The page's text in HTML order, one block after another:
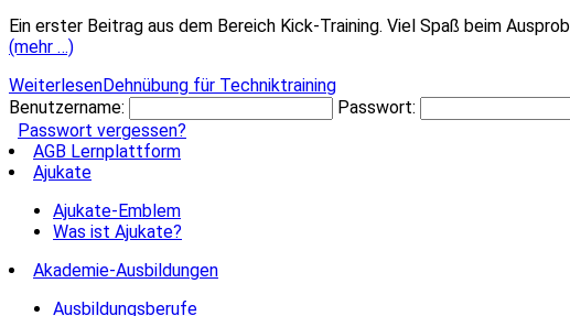
Ein erster Beitrag aus dem Bereich Kick-Training. Viel Spaß beim
(mehr …)
WeiterlesenDehnübung für Techniktraining
Benutzername:
Passwort:
Passwort vergessen?
AGB Lernplattform
Ajukate
Ajukate-Emblem
Was ist Ajukate?
Akademie-Ausbildungen
Ausbildungsberufe